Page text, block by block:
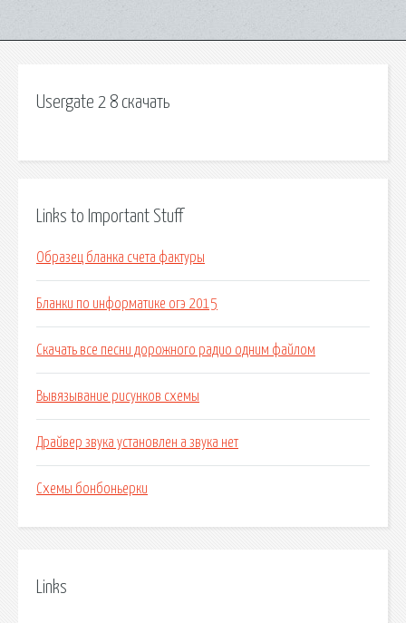
Usergate 2 8 скачать
Links to Important Stuff
Образец бланка счета фактуры
Бланки по информатике огэ 2015
Скачать все песни дорожного радио одним файлом
Вывязывание рисунков схемы
Драйвер звука установлен а звука нет
Схемы бонбоньерки
Links